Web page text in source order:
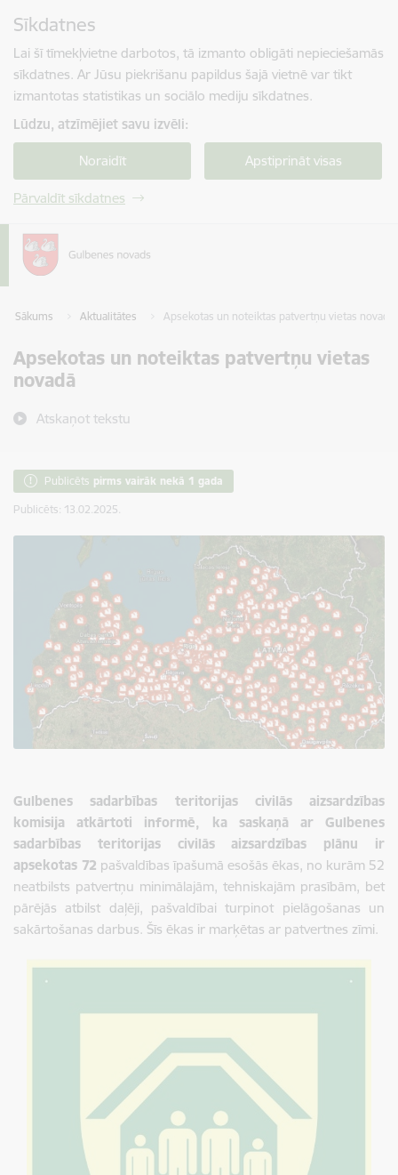
Sīkdatnes
Lai šī tīmekļvietne darbotos, tā izmanto obligāti nepieciešamās
sīkdatnes. Ar Jūsu piekrišanu papildus šajā vietnē var tikt
izmantotas statistikas un sociālo mediju sīkdatnes.
Lūdzu, atzīmējiet savu izvēli:
Noraidīt Apstiprināt visas
Pārvaldīt sīkdatnes
Sākums Aktualitātes Apsekotas un noteiktas patvertņu vietas novadā
Apsekotas un noteiktas patvertņu vietas
novadā
Atskaņot tekstu
Publicēts pirms vairāk nekā 1 gada
Publicēts: 13.02.2025.
Gulbenes sadarbības teritorijas civilās aizsardzības
komisija atkārtoti informē, ka saskaņā ar Gulbenes
sadarbības teritorijas civilās aizsardzības plānu ir
apsekotas 72 pašvaldības īpašumā esošās ēkas, no kurām 52
neatbilsts patvertņu minimālajām, tehniskajām prasībām, bet
pārējās atbilst daļēji, pašvaldībai turpinot pielāgošanas un
sakārtošanas darbus. Šīs ēkas ir marķētas ar patvertnes zīmi.